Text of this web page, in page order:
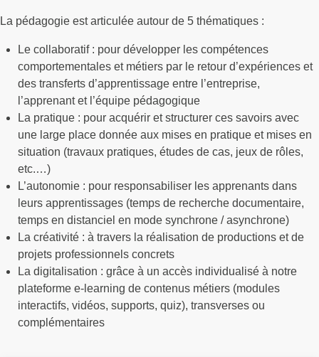
La pédagogie est articulée autour de 5 thématiques :
Le collaboratif : pour développer les compétences
comportementales et métiers par le retour d’expériences et
des transferts d’apprentissage entre l’entreprise,
l’apprenant et l’équipe pédagogique
La pratique : pour acquérir et structurer ces savoirs avec
une large place donnée aux mises en pratique et mises en
situation (travaux pratiques, études de cas, jeux de rôles,
etc.…)
L’autonomie : pour responsabiliser les apprenants dans
leurs apprentissages (temps de recherche documentaire,
temps en distanciel en mode synchrone / asynchrone)
La créativité : à travers la réalisation de productions et de
projets professionnels concrets
La digitalisation : grâce à un accès individualisé à notre
plateforme e-learning de contenus métiers (modules
interactifs, vidéos, supports, quiz), transverses ou
complémentaires